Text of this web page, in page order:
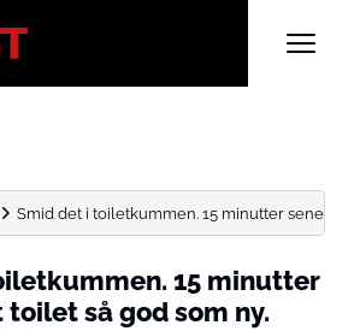
Smid det i toiletkummen. 15 minutter senere
15 minutter
så god som ny.